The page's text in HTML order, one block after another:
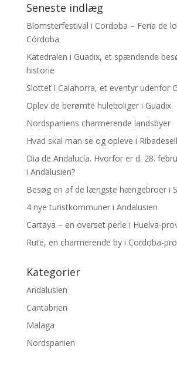
Seneste indlæg
Blomsterfestival i Cordoba – Feria de
Córdoba
Katedralen i Guadix, et spændende
historie
Slottet i Calahorra, et eventyr udenfor
Oplev de berømte huleboliger i Guadix
Nordspaniens charmerende landsbyer
Hvad skal man se og opleve i
Dia de Andalucía. Hvorfor er d. 28.
i Andalusien?
Besøg en af de længste hængebroer i
4 nye turistkommuner i Andalusien
Cartaya – en overset perle i Huelva-
Rute, en charmerende by i Cordoba-
Kategorier
Andalusien
Cantabrien
Malaga
Nordspanien